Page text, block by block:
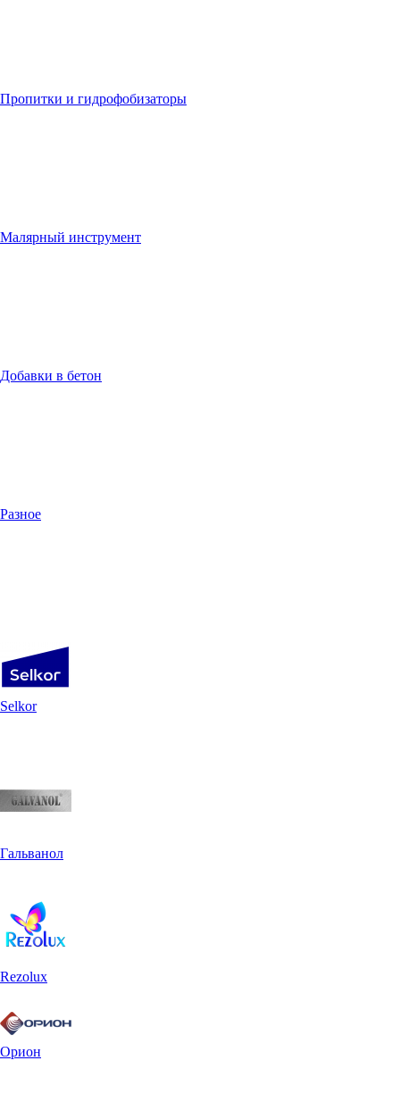
Пропитки и гидрофобизаторы
Малярный инструмент
Добавки в бетон
Разное
Selkor
Гальванол
Rezolux
Орион